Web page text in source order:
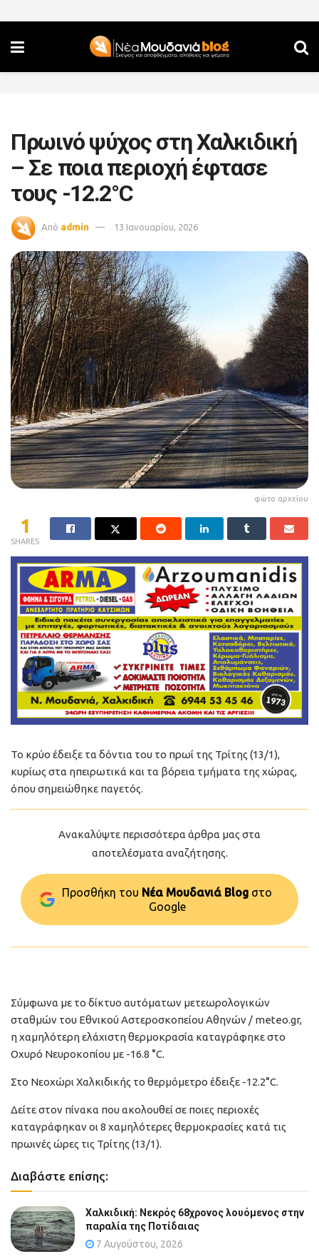
Πρωινό ψύχος στη Χαλκιδική
– Σε ποια περιοχή έφτασε
τους -12.2°C
Από admin 13 Ιανουαρίου, 2026
φώτο αρχείου
1
SHARES
Το κρύο έδειξε τα δόντια του το πρωί της Τρίτης (13/1),
κυρίως στα ηπειρωτικά και τα βόρεια τμήματα της χώρας,
όπου σημειώθηκε παγετός.
Ανακαλύψτε περισσότερα άρθρα μας στα
αποτελέσματα αναζήτησης.
Προσθήκη του Νέα Μουδανιά Blog στo
Google
Σύμφωνα με το δίκτυο αυτόματων μετεωρολογικών
σταθμών του Εθνικού Αστεροσκοπείου Αθηνών / meteo.gr,
η χαμηλότερη ελάχιστη θερμοκρασία καταγράφηκε στο
Οχυρό Νευροκοπίου με -16.8 °C.
Στο Νεοχώρι Χαλκιδικής το θερμόμετρο έδειξε -12.2°C.
Δείτε στον πίνακα που ακολουθεί σε ποιες περιοχές
καταγράφηκαν οι 8 χαμηλότερες θερμοκρασίες κατά τις
πρωινές ώρες τις Τρίτης (13/1).
Διαβάστε επίσης:
Χαλκιδική: Νεκρός 68χρονος λουόμενος στην
παραλία της Ποτίδαιας
7 Αυγούστου, 2026